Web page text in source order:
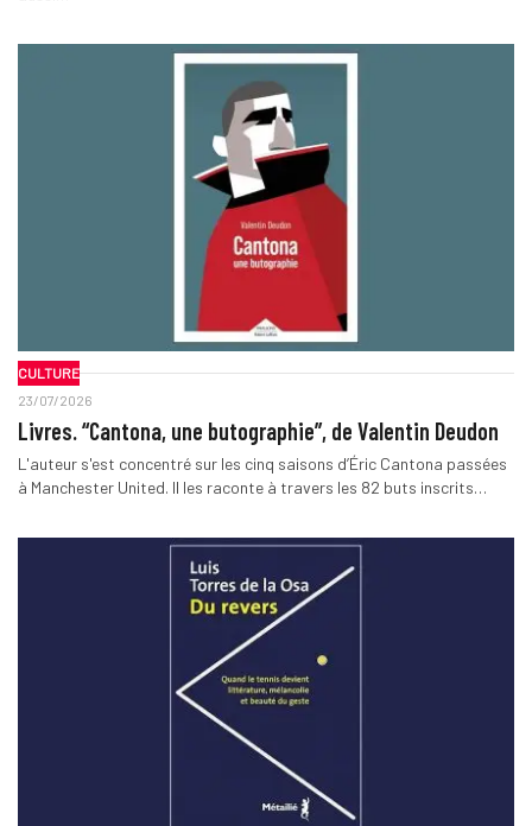
CULTURE
23/07/2026
Livres. “Cantona, une butographie”, de Valentin Deudon
L'auteur s'est concentré sur les cinq saisons d’Éric Cantona passées
à Manchester United. Il les raconte à travers les 82 buts inscrits…